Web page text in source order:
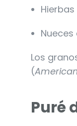
Los
(
Puré